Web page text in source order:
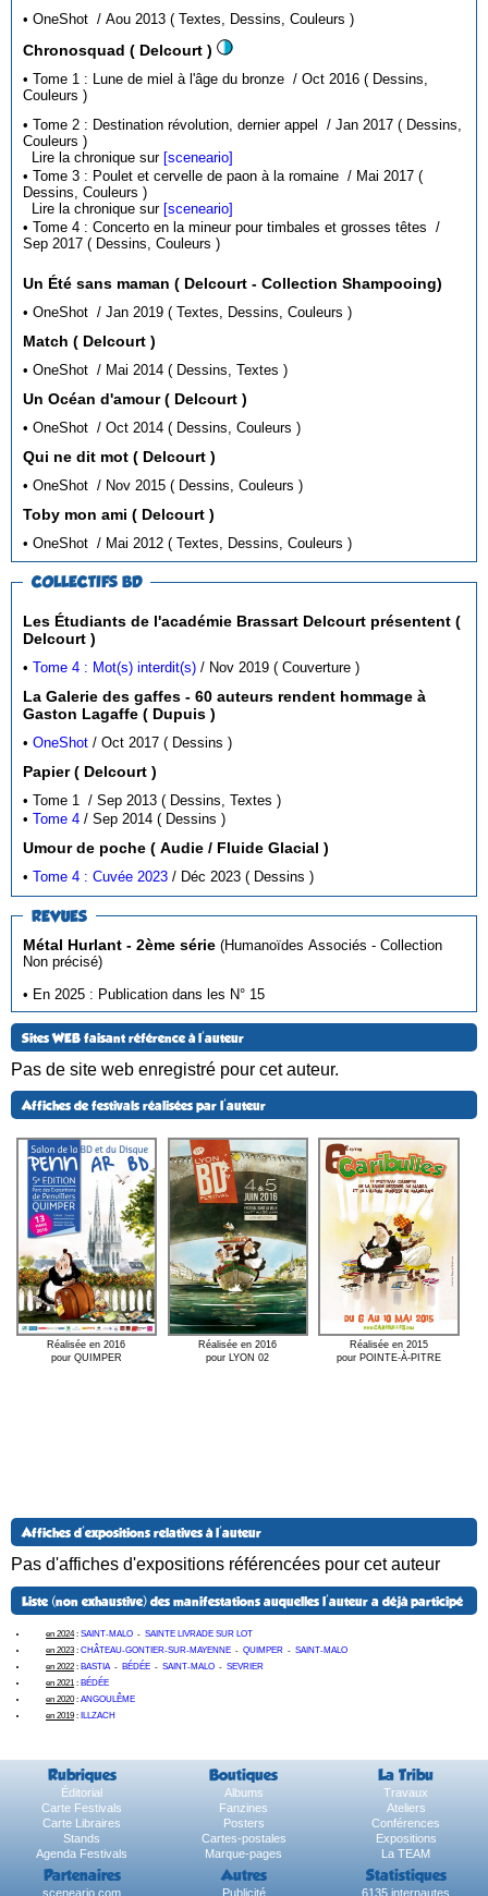
• OneShot / Aou 2013 ( Textes, Dessins, Couleurs )
Chronosquad ( Delcourt )
• Tome 1 : Lune de miel à l'âge du bronze / Oct 2016 ( Dessins,
Couleurs )
• Tome 2 : Destination révolution, dernier appel / Jan 2017 ( Dessins,
Couleurs )
Lire la chronique sur [sceneario]
• Tome 3 : Poulet et cervelle de paon à la romaine / Mai 2017 (
Dessins, Couleurs )
Lire la chronique sur [sceneario]
• Tome 4 : Concerto en la mineur pour timbales et grosses têtes /
Sep 2017 ( Dessins, Couleurs )
Un Été sans maman ( Delcourt - Collection Shampooing)
• OneShot / Jan 2019 ( Textes, Dessins, Couleurs )
Match ( Delcourt )
• OneShot / Mai 2014 ( Dessins, Textes )
Un Océan d'amour ( Delcourt )
• OneShot / Oct 2014 ( Dessins, Couleurs )
Qui ne dit mot ( Delcourt )
• OneShot / Nov 2015 ( Dessins, Couleurs )
Toby mon ami ( Delcourt )
• OneShot / Mai 2012 ( Textes, Dessins, Couleurs )
COLLECTIFS BD
Les Étudiants de l'académie Brassart Delcourt présentent (
Delcourt )
•Tome 4 : Mot(s) interdit(s) / Nov 2019 ( Couverture )
La Galerie des gaffes - 60 auteurs rendent hommage à
Gaston Lagaffe ( Dupuis )
•OneShot / Oct 2017 ( Dessins )
Papier ( Delcourt )
• Tome 1 / Sep 2013 ( Dessins, Textes )
•Tome 4 / Sep 2014 ( Dessins )
Umour de poche ( Audie / Fluide Glacial )
•Tome 4 : Cuvée 2023 / Déc 2023 ( Dessins )
REVUES
Métal Hurlant - 2ème série (Humanoïdes Associés - Collection
Non précisé)
• En 2025 : Publication dans les N° 15
Sites WEB faisant référence à l'auteur
Pas de site web enregistré pour cet auteur.
Affiches de festivals réalisées par l'auteur
Réalisée en 2016
pour QUIMPER
Réalisée en 2016
pour LYON 02
Réalisée en 2015
pour POINTE-À-PITRE
Affiches d'expositions relatives à l'auteur
Pas d'affiches d'expositions référencées pour cet auteur
Liste (non exhaustive) des manifestations auquelles l'auteur a déjà participé
en 2024: SAINT-MALO - SAINTE LIVRADE SUR LOT
en 2023 : CHÂTEAU-GONTIER-SUR-MAYENNE - QUIMPER - SAINT-MALO
en 2022 : BASTIA- BÉDÉE - SAINT-MALO - SEVRIER
en 2021 : BÉDÉE
en 2020: ANGOULÊME
en 2019 : ILLZACH
Rubriques Boutiques La Tribu
Éditorial Albums
Travaux
Carte Festivals
Fanzines
Ateliers
Carte Libraires
Posters
Conférences
Stands
Cartes-postales
Expositions
Agenda Festivals
Marque-pages La TEAM
Partenaires Autres Statistiques
sceneario.com Publicité 6135 internautes